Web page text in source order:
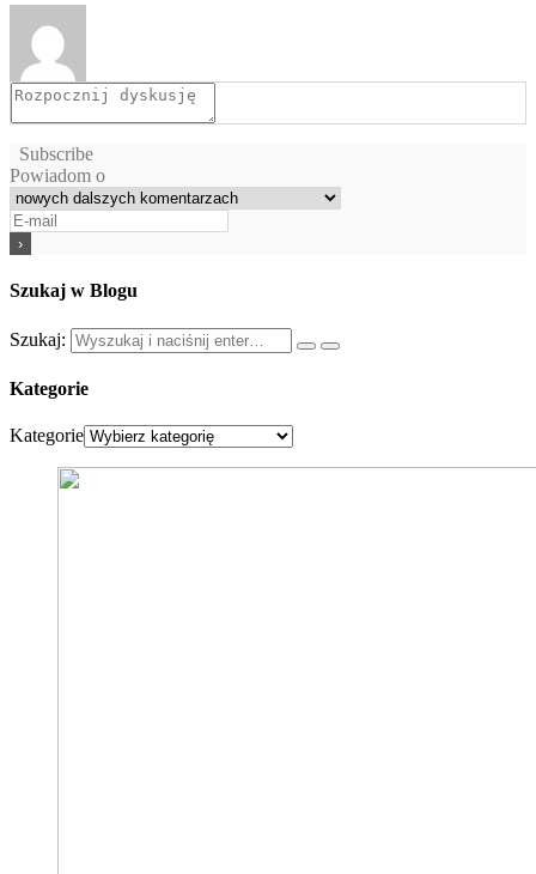
Subscribe
Powiadom o
Szukaj w Blogu
Szukaj:
Kategorie
Kategorie